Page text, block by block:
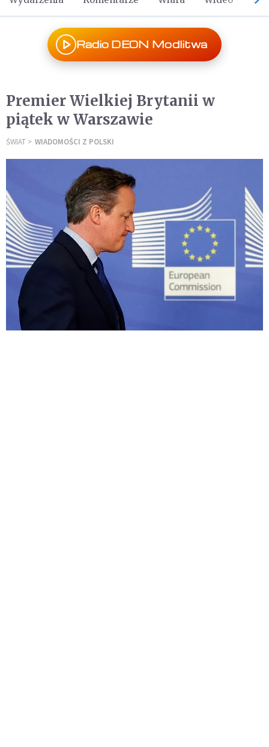
Radio DEON Modlitwa
Premier Wielkiej Brytanii w
piątek w Warszawie
ŚWIAT WIADOMOŚCI Z POLSKI